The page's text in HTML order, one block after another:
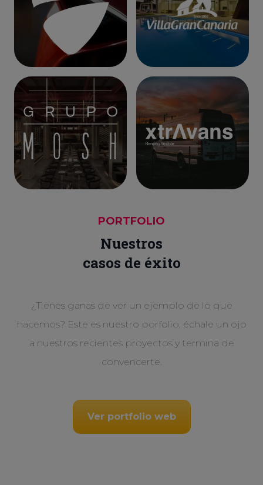
PORTFOLIO
Nuestros
casos de éxito
¿Tienes ganas de ver un ejemplo de lo que
hacemos? Este es nuestro porfolio, échale un ojo
a nuestros recientes proyectos y termina de
convencerte.
Ver portfolio web